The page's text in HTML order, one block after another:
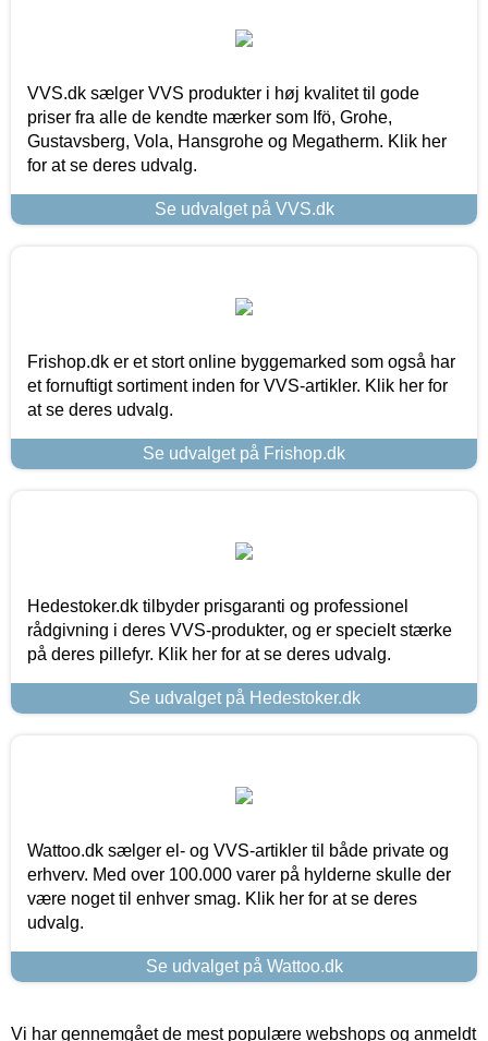
VVS.dk sælger VVS produkter i høj kvalitet til gode
priser fra alle de kendte mærker som Ifö, Grohe,
Gustavsberg, Vola, Hansgrohe og Megatherm. Klik her
for at se deres udvalg.
Se udvalget på VVS.dk
Frishop.dk er et stort online byggemarked som også har
et fornuftigt sortiment inden for VVS-artikler. Klik her for
at se deres udvalg.
Se udvalget på Frishop.dk
Hedestoker.dk tilbyder prisgaranti og professionel
rådgivning i deres VVS-produkter, og er specielt stærke
på deres pillefyr. Klik her for at se deres udvalg.
Se udvalget på Hedestoker.dk
Wattoo.dk sælger el- og VVS-artikler til både private og
erhverv. Med over 100.000 varer på hylderne skulle der
være noget til enhver smag. Klik her for at se deres
udvalg.
Se udvalget på Wattoo.dk
Vi har gennemgået de mest populære webshops og anmeldt